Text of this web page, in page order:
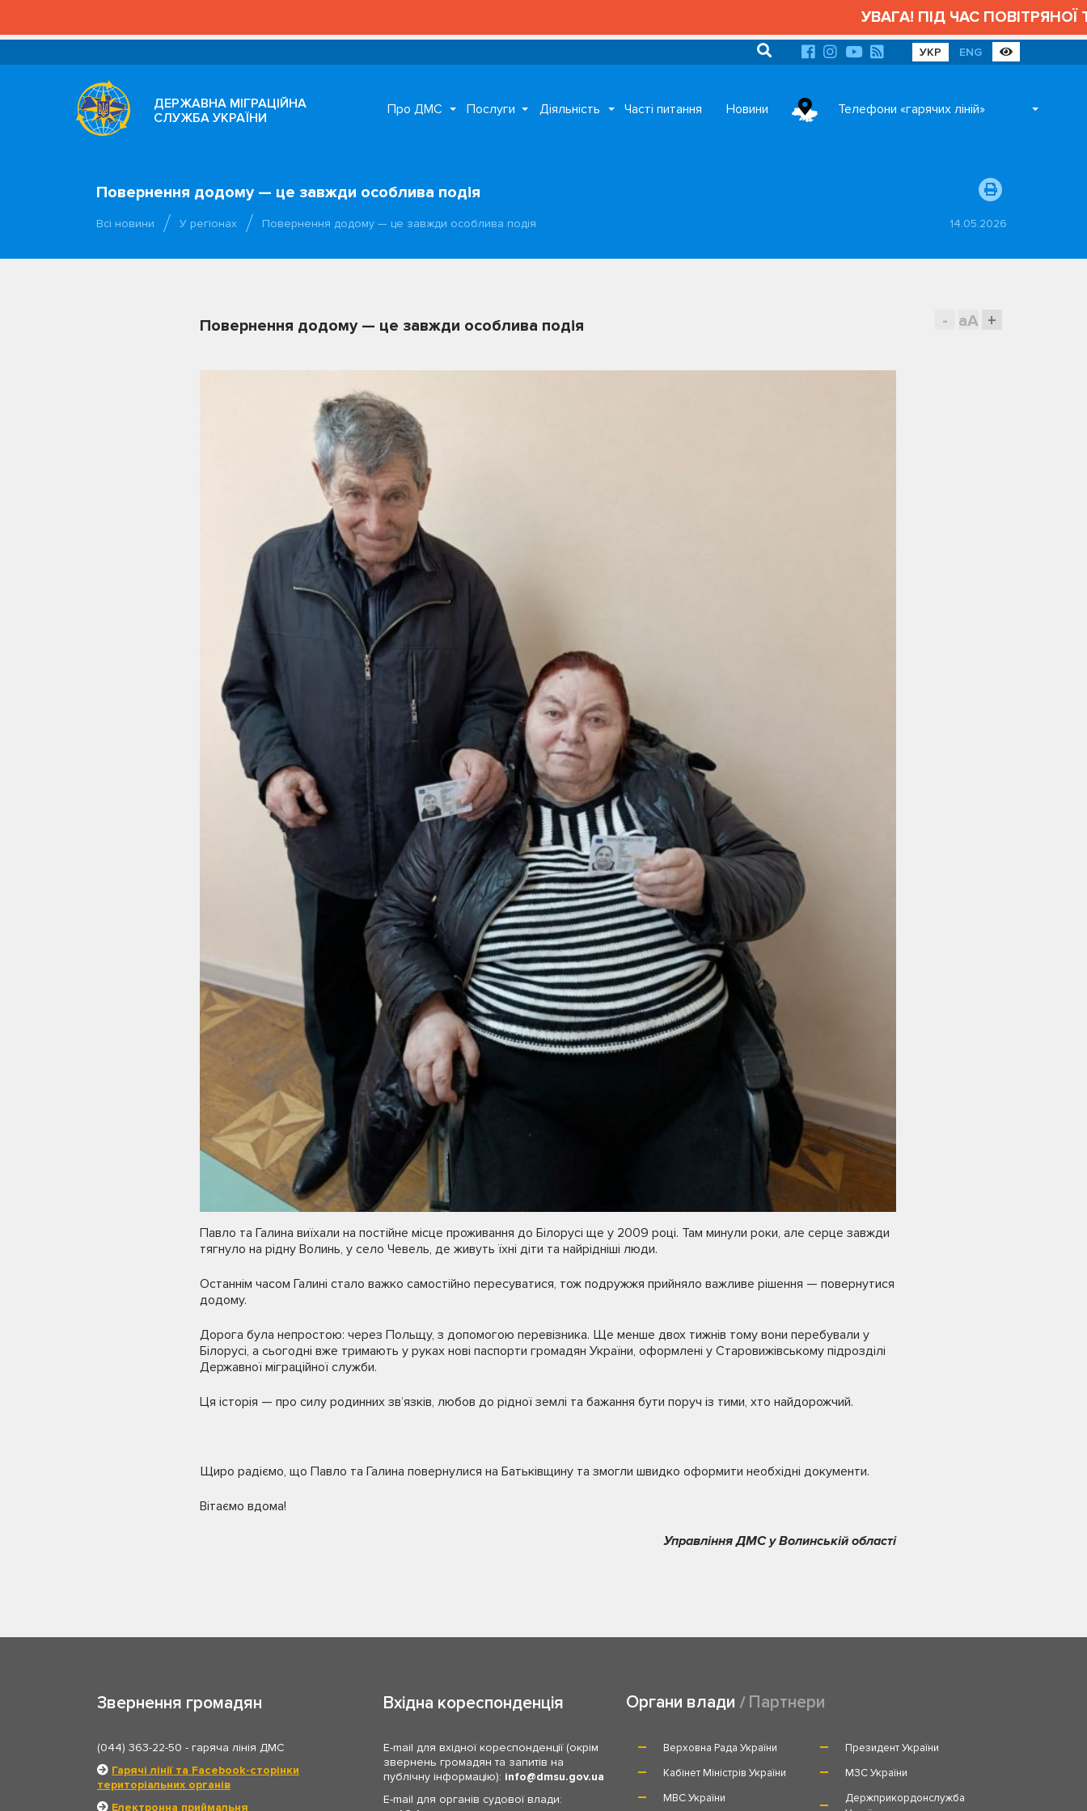
УВАГА! ПІД ЧАС ПОВІТРЯНОЇ
УКР ENG
ДЕРЖАВНА МІГРАЦІЙНА
СЛУЖБА УКРАЇНИ
Про ДМС Послуги Діяльність Часті питання Новини Телефони «гарячих ліній»
Повернення додому — це завжди особлива подія
Всі новини У регіонах Повернення додому — це завжди особлива подія 14.05.2026
- aA +
Повернення додому — це завжди особлива подія
Павло та Галина виїхали на постійне місце проживання до Білорусі ще у 2009 році. Там минули роки, але серце завжди
тягнуло на рідну Волинь, у село Чевель, де живуть їхні діти та найрідніші люди.
Останнім часом Галині стало важко самостійно пересуватися, тож подружжя прийняло важливе рішення — повернутися
додому.
Дорога була непростою: через Польщу, з допомогою перевізника. Ще менше двох тижнів тому вони перебували у
Білорусі, а сьогодні вже тримають у руках нові паспорти громадян України, оформлені у Старовижівському підрозділі
Державної міграційної служби.
Ця історія — про силу родинних зв’язків, любов до рідної землі та бажання бути поруч із тими, хто найдорожчий.
Щиро радіємо, що Павло та Галина повернулися на Батьківщину та змогли швидко оформити необхідні документи.
Вітаємо вдома!
Управління ДМС у Волинській області
Звернення громадян
(044) 363-22-50 - гаряча лінія ДМС
Гарячі лінії та Facebook-сторінки
територіальних органів
Електронна приймальня
Вхідна кореспонденція
E-mail для вхідної кореспонденції (окрім
звернень громадян та запитів на
публічну інформацію): info
dmsu.gov.ua
E-mail для органів судової влади:
Органи влади Партнери
Верховна Рада України
Президент України
Кабінет Міністрів України
МЗС України
МВС України
Держприкордонслужба